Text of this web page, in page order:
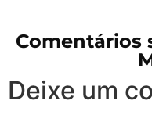
Comentários
Deixe um